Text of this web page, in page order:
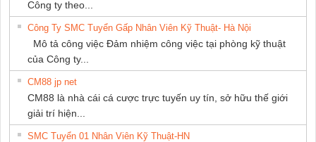
Công ty theo...
Công Ty SMC Tuyển Gấp Nhân Viên Kỹ Thuật- Hà Nội
Mô tả công việc Đảm nhiệm công việc tại phòng kỹ thuật
của Công ty...
CM88 jp net
CM88 là nhà cái cá cược trực tuyến uy tín, sở hữu thế giới
giải trí hiện...
SMC Tuyển 01 Nhân Viên Kỹ Thuật-HN